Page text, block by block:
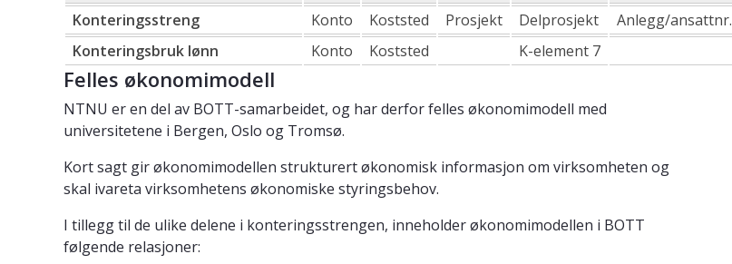
Konteringsstreng
Konto Koststed Prosjekt Delprosjekt Anlegg/ansattnr.
Konteringsbruk lønn
Konto Koststed K-element 7
Felles økonomimodell
NTNU er en del av BOTT-samarbeidet, og har derfor felles økonomimodell med
universitetene i Bergen, Oslo og Tromsø.
Kort sagt gir økonomimodellen strukturert økonomisk informasjon om virksomheten og
skal ivareta virksomhetens økonomiske styringsbehov.
I tillegg til de ulike delene i konteringsstrengen, inneholder økonomimodellen i BOTT
følgende relasjoner: